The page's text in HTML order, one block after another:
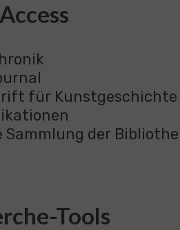
für Kunstgeschichte
Sammlung der
Tools